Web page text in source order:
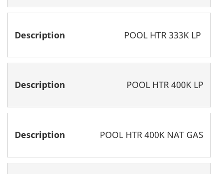
POOL HTR 333K LP
POOL HTR 400K LP
POOL HTR 400K NAT GAS